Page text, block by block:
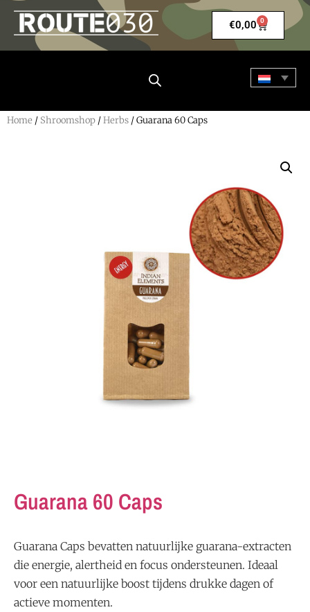
€0,00 0
Home / Shroomshop /Herbs / Guarana 60 Caps
Guarana 60 Caps
Guarana Caps bevatten natuurlijke guarana-extracten
die energie, alertheid en focus ondersteunen. Ideaal
voor een natuurlijke boost tijdens drukke dagen of
actieve momenten.